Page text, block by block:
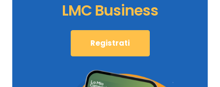
LMC Business
Registrati